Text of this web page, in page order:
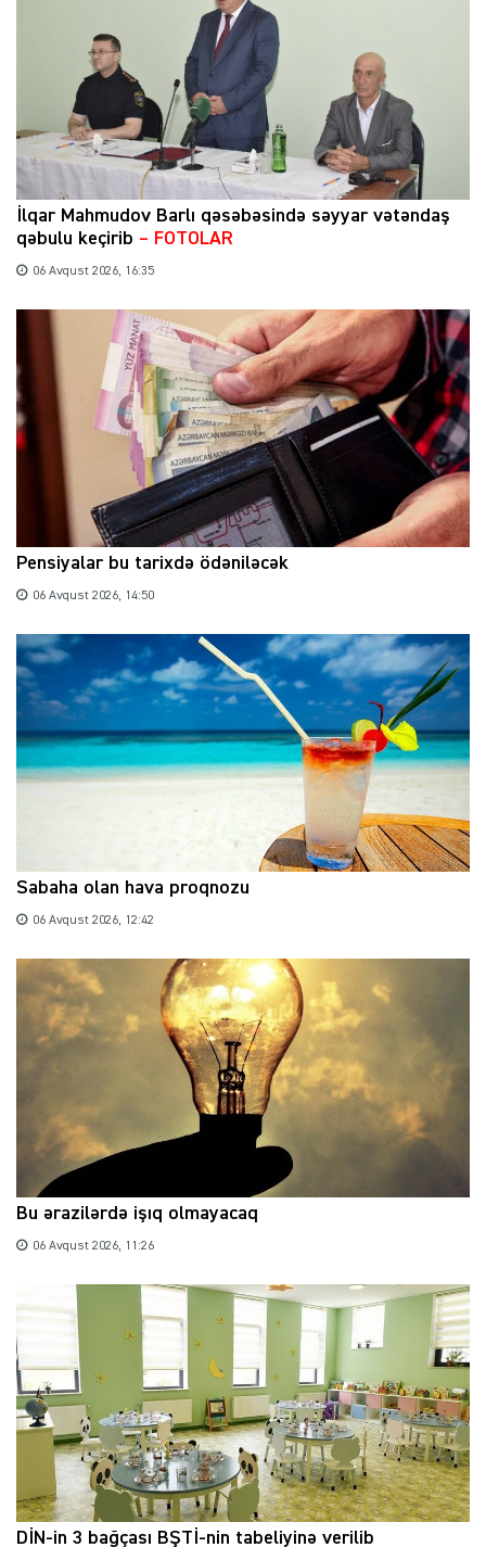
İlqar Mahmudov Barlı qəsəbəsində səyyar vətəndaş
qəbulu keçirib – FOTOLAR
06 Avqust 2026, 16:35
Pensiyalar bu tarixdə ödəniləcək
06 Avqust 2026, 14:50
Sabaha olan hava proqnozu
06 Avqust 2026, 12:42
Bu ərazilərdə işıq olmayacaq
06 Avqust 2026, 11:26
DİN-in 3 bağçası BŞTİ-nin tabeliyinə verilib